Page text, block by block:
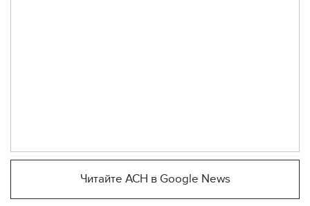
Читайте АСН в Google News